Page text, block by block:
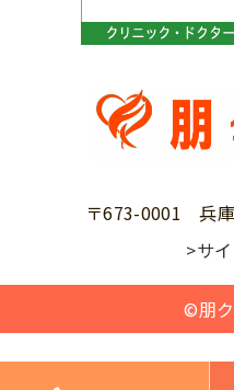
〒673-0001 兵
>サ
©朋